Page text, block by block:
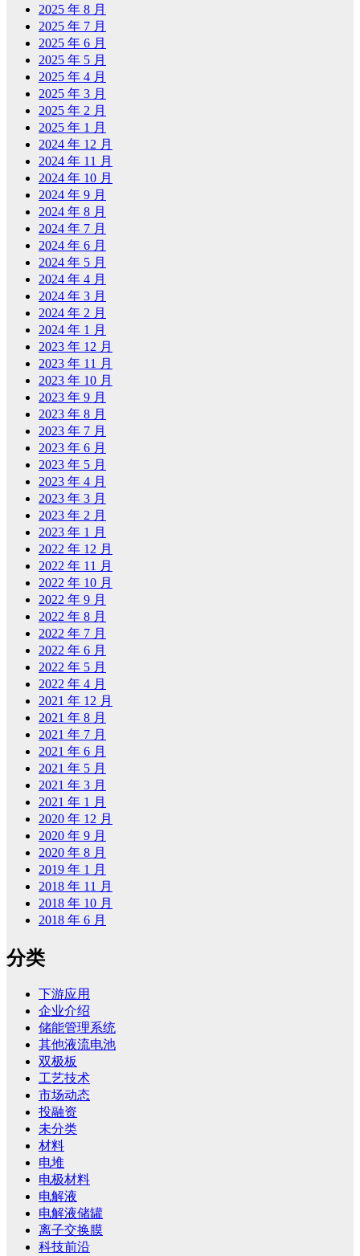
2025 年 8 月
2025 年 7 月
2025 年 6 月
2025 年 5 月
2025 年 4 月
2025 年 3 月
2025 年 2 月
2025 年 1 月
2024 年 12 月
2024 年 11 月
2024 年 10 月
2024 年 9 月
2024 年 8 月
2024 年 7 月
2024 年 6 月
2024 年 5 月
2024 年 4 月
2024 年 3 月
2024 年 2 月
2024 年 1 月
2023 年 12 月
2023 年 11 月
2023 年 10 月
2023 年 9 月
2023 年 8 月
2023 年 7 月
2023 年 6 月
2023 年 5 月
2023 年 4 月
2023 年 3 月
2023 年 2 月
2023 年 1 月
2022 年 12 月
2022 年 11 月
2022 年 10 月
2022 年 9 月
2022 年 8 月
2022 年 7 月
2022 年 6 月
2022 年 5 月
2022 年 4 月
2021 年 12 月
2021 年 8 月
2021 年 7 月
2021 年 6 月
2021 年 5 月
2021 年 3 月
2021 年 1 月
2020 年 12 月
2020 年 9 月
2020 年 8 月
2019 年 1 月
2018 年 11 月
2018 年 10 月
2018 年 6 月
分类
下游应用
企业介绍
储能管理系统
其他液流电池
双极板
工艺技术
市场动态
投融资
未分类
材料
电堆
电极材料
电解液
电解液储罐
离子交换膜
科技前沿